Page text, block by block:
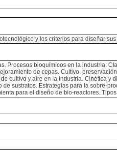
y los criterios para diseñar
Procesos bioquímicos en la industria:
de cepas. Cultivo,
cultivo y aire en la industria. Cinética
de sustratos. Estrategias para la sobre-
para el diseño de bio-reactores.